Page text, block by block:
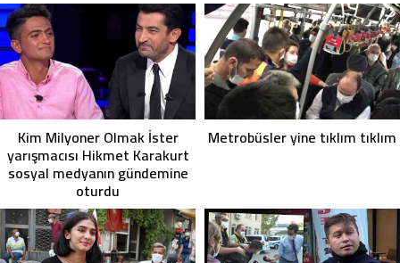
Kim Milyoner Olmak İster
yarışmacısı Hikmet Karakurt
sosyal medyanın gündemine
oturdu
Metrobüsler yine tıklım tıklım